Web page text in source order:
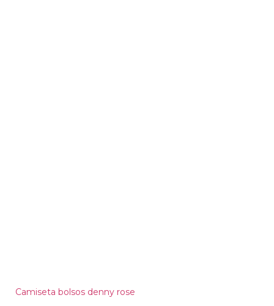
Camiseta bolsos denny rose